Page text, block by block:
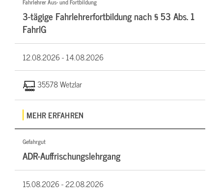
Fahrlehrer Aus- und Fortbildung
3-tägige Fahrlehrerfortbildung nach § 53 Abs. 1
FahrlG
12.08.2026 -14.08.2026
35578 Wetzlar
MEHR ERFAHREN
Gefahrgut
ADR-Auffrischungslehrgang
15.08.2026 -22.08.2026